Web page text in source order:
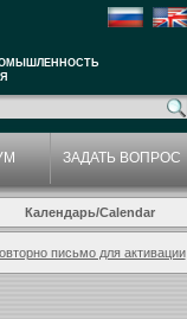
ЗАДАТЬ ВОПРОС
Календарь/Calendar
письмо для активации